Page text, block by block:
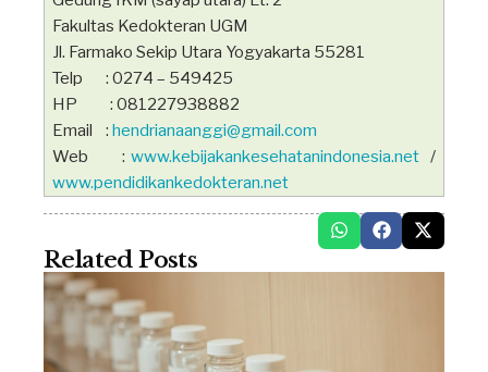
Fakultas Kedokteran UGM
Jl. Farmako Sekip Utara Yogyakarta 55281
Telp : 0274 – 549425
HP : 081227938882
Email :hendrianaanggi@gmail.com
Web : www.kebijakankesehatanindonesia.net/
www.pendidikankedokteran.net
Related Posts